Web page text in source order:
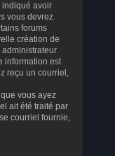
indiqué avoir
vous devrez
forums
création de
administrateur
information est
reçu un courriel,
vous ayez
ait été traité par
courriel fournie,